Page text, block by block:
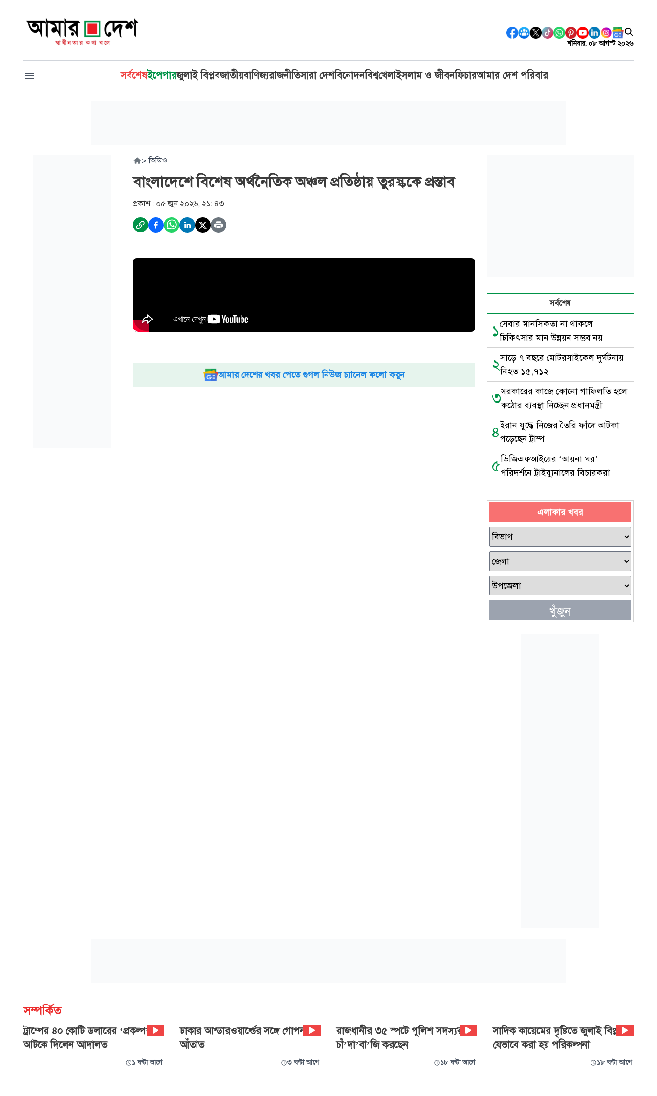
শনিবার, ০৮ আগস্ট ২০২৬
সর্বশেষইপেপারজুলাই বিপ্লবজাতীয়বাণিজ্যরাজনীতিসারা দেশবিনোদনবিশ্বখেলাইসলাম ও জীবনফিচারআমার দেশ পরিবার
> ভিডিও
বাংলাদেশে বিশেষ অর্থনৈতিক অঞ্চল প্রতিষ্ঠায় তুরস্ককে প্রস্তাব
প্রকাশ : ০৫ জুন ২০২৬, ২১: ৪৩
আমার দেশের খবর পেতে গুগল নিউজ চ্যানেল ফলো করুন
সর্বশেষ
১সেবার মানসিকতা না থাকলে
চিকিৎসার মান উন্নয়ন সম্ভব নয়
২সাড়ে ৭ বছরে মোটরসাইকেল দুর্ঘটনায়
নিহত ১৫,৭১২
৩সরকারের কাজে কোনো গাফিলতি হলে
কঠোর ব্যবস্থা নিচ্ছেন প্রধানমন্ত্রী
৪ইরান যুদ্ধে নিজের তৈরি ফাঁদে আটকা
পড়েছেন ট্রাম্প
৫ডিজিএফআইয়ের ‘আয়না ঘর’
পরিদর্শনে ট্রাইব্যুনালের বিচারকরা
এলাকার খবর
খুঁজুন
সম্পর্কিত
ট্রাম্পের ৪০ কোটি ডলারের ‘প্রকল্প’
আটকে দিলেন আদালত
১ ঘণ্টা আগে
ঢাকার আন্ডারওয়ার্ল্ডের সঙ্গে গোপন
আঁতাত
৩ ঘণ্টা আগে
রাজধানীর ৩৫ স্পটে পুলিশ সদস্যরাই
চাঁ’দা’বা’জি করছেন
১৮ ঘণ্টা আগে
সাদিক কায়েমের দৃষ্টিতে জুলাই বিপ্লব:
যেভাবে করা হয় পরিকল্পনা
১৮ ঘণ্টা আগে